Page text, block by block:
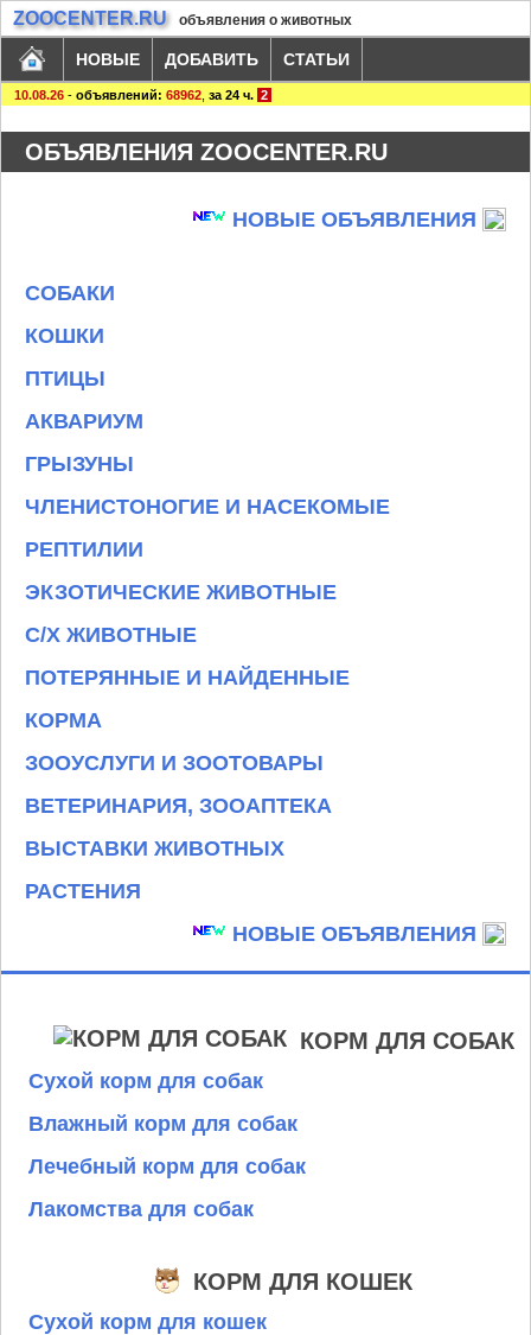
ZOOCENTER.RU объявления о животных
НОВЫЕ ДОБАВИТЬ СТАТЬИ
10.08.26 - объявлений: 68962 за 24 ч. 2
ОБЪЯВЛЕНИЯ ZOOCENTER.RU
НОВЫЕ ОБЪЯВЛЕНИЯ
СОБАКИ
КОШКИ
ПТИЦЫ
АКВАРИУМ
ГРЫЗУНЫ
ЧЛЕНИСТОНОГИЕ И НАСЕКОМЫЕ
РЕПТИЛИИ
ЭКЗОТИЧЕСКИЕ ЖИВОТНЫЕ
С/Х ЖИВОТНЫЕ
ПОТЕРЯННЫЕ И НАЙДЕННЫЕ
КОРМА
ЗООУСЛУГИ И ЗООТОВАРЫ
ВЕТЕРИНАРИЯ, ЗООАПТЕКА
ВЫСТАВКИ ЖИВОТНЫХ
РАСТЕНИЯ
НОВЫЕ ОБЪЯВЛЕНИЯ
КОРМ ДЛЯ СОБАК
Сухой корм для собак
Влажный корм для собак
Лечебный корм для собак
Лакомства для собак
КОРМ ДЛЯ КОШЕК
Сухой корм для кошек